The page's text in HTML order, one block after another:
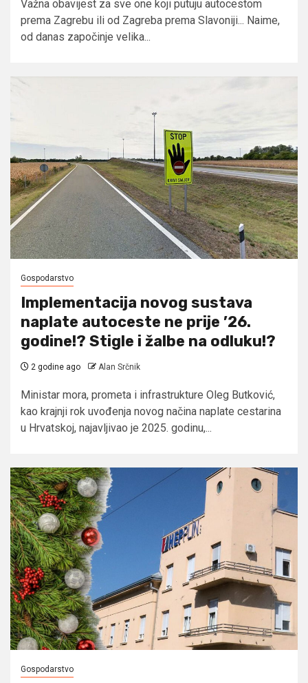
Važna obavijest za sve one koji putuju autocestom
prema Zagrebu ili od Zagreba prema Slavoniji... Naime,
od danas započinje velika...
Gospodarstvo
Implementacija novog sustava
naplate autoceste ne prije ’26.
godine!? Stigle i žalbe na odluku!?
2 godine ago Alan Srčnik
Ministar mora, prometa i infrastrukture Oleg Butković,
kao krajnji rok uvođenja novog načina naplate cestarina
u Hrvatskoj, najavljivao je 2025. godinu,...
Gospodarstvo